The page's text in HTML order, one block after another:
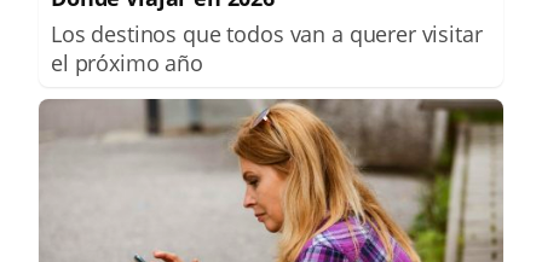
Los destinos que todos van a querer visitar
el próximo año